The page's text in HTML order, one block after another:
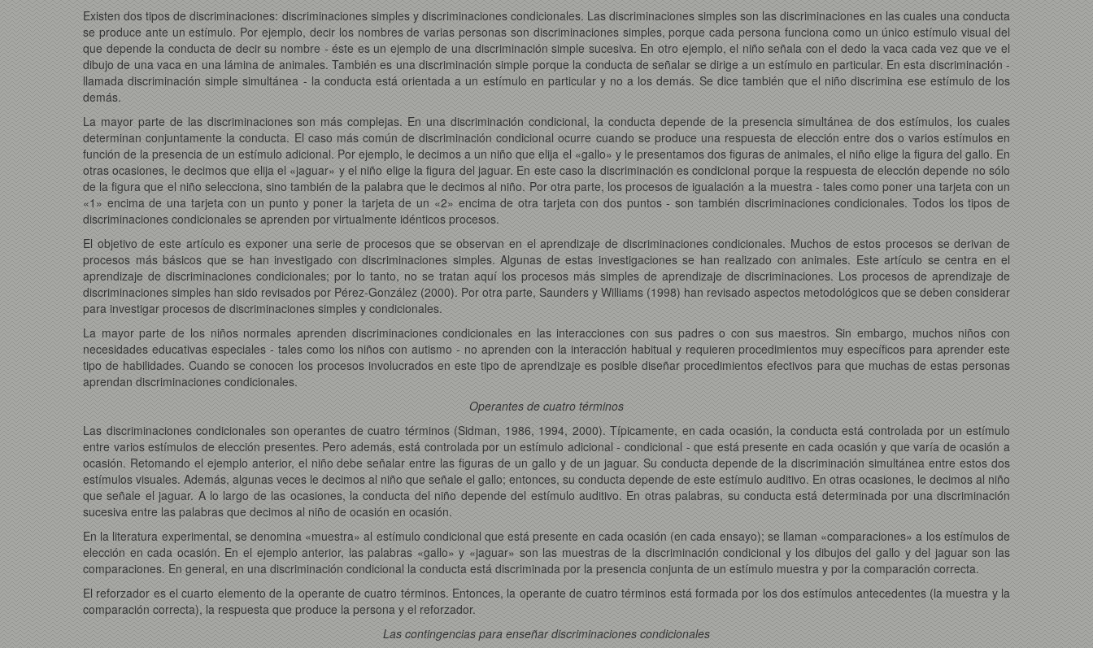
Existen dos tipos de discriminaciones: discriminaciones simples y discriminaciones condicionales. Las discriminaciones simples son las discriminaciones en las cuales una conducta
se produce ante un estímulo. Por ejemplo, decir los nombres de varias personas son discriminaciones simples, porque cada persona funciona como un único estímulo visual del
que depende la conducta de decir su nombre - éste es un ejemplo de una discriminación simple sucesiva. En otro ejemplo, el niño señala con el dedo la vaca cada vez que ve el
dibujo de una vaca en una lámina de animales. También es una discriminación simple porque la conducta de señalar se dirige a un estímulo en particular. En esta discriminación -
llamada discriminación simple simultánea - la conducta está orientada a un estímulo en particular y no a los demás. Se dice también que el niño discrimina ese estímulo de los
demás.
La mayor parte de las discriminaciones son más complejas. En una discriminación condicional, la conducta depende de la presencia simultánea de dos estímulos, los cuales
determinan conjuntamente la conducta. El caso más común de discriminación condicional ocurre cuando se produce una respuesta de elección entre dos o varios estímulos en
función de la presencia de un estímulo adicional. Por ejemplo, le decimos a un niño que elija el «gallo» y le presentamos dos figuras de animales, el niño elige la figura del gallo. En
otras ocasiones, le decimos que elija el «jaguar» y el niño elige la figura del jaguar. En este caso la discriminación es condicional porque la respuesta de elección depende no sólo
de la figura que el niño selecciona, sino también de la palabra que le decimos al niño. Por otra parte, los procesos de igualación a la muestra - tales como poner una tarjeta con un
«1» encima de una tarjeta con un punto y poner la tarjeta de un «2» encima de otra tarjeta con dos puntos - son también discriminaciones condicionales. Todos los tipos de
discriminaciones condicionales se aprenden por virtualmente idénticos procesos.
El objetivo de este artículo es exponer una serie de procesos que se observan en el aprendizaje de discriminaciones condicionales. Muchos de estos procesos se derivan de
procesos más básicos que se han investigado con discriminaciones simples. Algunas de estas investigaciones se han realizado con animales. Este artículo se centra en el
aprendizaje de discriminaciones condicionales; por lo tanto, no se tratan aquí los procesos más simples de aprendizaje de discriminaciones. Los procesos de aprendizaje de
discriminaciones simples han sido revisados por Pérez-González (2000). Por otra parte, Saunders y Williams (1998) han revisado aspectos metodológicos que se deben considerar
para investigar procesos de discriminaciones simples y condicionales.
La mayor parte de los niños normales aprenden discriminaciones condicionales en las interacciones con sus padres o con sus maestros. Sin embargo, muchos niños con
necesidades educativas especiales - tales como los niños con autismo - no aprenden con la interacción habitual y requieren procedimientos muy específicos para aprender este
tipo de habilidades. Cuando se conocen los procesos involucrados en este tipo de aprendizaje es posible diseñar procedimientos efectivos para que muchas de estas personas
aprendan discriminaciones condicionales.
Operantes de cuatro términos
Las discriminaciones condicionales son operantes de cuatro términos (Sidman, 1986, 1994, 2000). Típicamente, en cada ocasión, la conducta está controlada por un estímulo
entre varios estímulos de elección presentes. Pero además, está controlada por un estímulo adicional - condicional - que está presente en cada ocasión y que varía de ocasión a
ocasión. Retomando el ejemplo anterior, el niño debe señalar entre las figuras de un gallo y de un jaguar. Su conducta depende de la discriminación simultánea entre estos dos
estímulos visuales. Además, algunas veces le decimos al niño que señale el gallo; entonces, su conducta depende de este estímulo auditivo. En otras ocasiones, le decimos al niño
que señale el jaguar. A lo largo de las ocasiones, la conducta del niño depende del estímulo auditivo. En otras palabras, su conducta está determinada por una discriminación
sucesiva entre las palabras que decimos al niño de ocasión en ocasión.
En la literatura experimental, se denomina «muestra» al estímulo condicional que está presente en cada ocasión (en cada ensayo); se llaman «comparaciones» a los estímulos de
elección en cada ocasión. En el ejemplo anterior, las palabras «gallo» y «jaguar» son las muestras de la discriminación condicional y los dibujos del gallo y del jaguar son las
comparaciones. En general, en una discriminación condicional la conducta está discriminada por la presencia conjunta de un estímulo muestra y por la comparación correcta.
El reforzador es el cuarto elemento de la operante de cuatro términos. Entonces, la operante de cuatro términos está formada por los dos estímulos antecedentes (la muestra y la
comparación correcta), la respuesta que produce la persona y el reforzador.
Las contingencias para enseñar discriminaciones condicionales